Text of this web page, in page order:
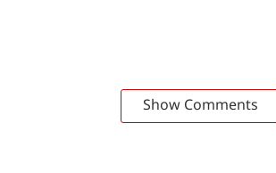
Show Comments